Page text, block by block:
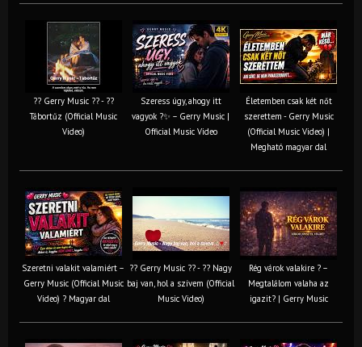
?? Gerry Music ?? - ??
Tábortűz (Official Music
Video)
Szeress úgy, ahogy itt
vagyok ?✨ – Gerry Music |
Official Music Video
Életemben csak két nőt
szerettem - Gerry Music
(Official Music Video) |
Megható magyar dal
Szeretni valakit valamiért –
Gerry Music (Official Music
Video) ? Magyar dal
?? Gerry Music ?? - ?? Nagy
baj van, hol a szívem (Official
Music Video)
Rég várok valakire ? –
Megtalálom valaha az
igazit? | Gerry Music